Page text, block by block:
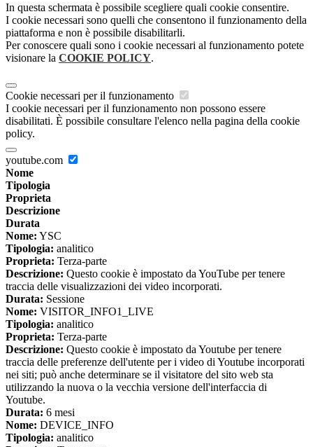
In questa schermata è possibile scegliere quali cookie consentire.
I cookie necessari sono quelli che consentono il funzionamento della
piattaforma e non è possibile disabilitarli.
Per conoscere quali sono i cookie necessari al funzionamento potete
visionare la COOKIE POLICY.
Cookie necessari per il funzionamento
I cookie necessari per il funzionamento non possono essere
disabilitati. È possibile consultare l'elenco nella pagina della cookie
policy.
youtube.com
Nome
Tipologia
Proprieta
Descrizione
Durata
Nome: YSC
Tipologia: analitico
Proprieta: Terza-parte
Descrizione: Questo cookie è impostato da YouTube per tenere
traccia delle visualizzazioni dei video incorporati.
Durata: Sessione
Nome: VISITOR_INFO1_LIVE
Tipologia: analitico
Proprieta: Terza-parte
Descrizione: Questo cookie è impostato da Youtube per tenere
traccia delle preferenze dell'utente per i video di Youtube incorporati
nei siti; può anche determinare se il visitatore del sito web sta
utilizzando la nuova o la vecchia versione dell'interfaccia di
Youtube.
Durata: 6 mesi
Nome: DEVICE_INFO
Tipologia: analitico